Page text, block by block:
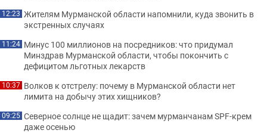
12:23 Жителям Мурманской области напомнили, куда звонить в
экстренных случаях
11:24 Минус 100 миллионов на посредников: что придумал
Минздрав Мурманской области, чтобы покончить с
дефицитом льготных лекарств
10:37 Волков к отстрелу: почему в Мурманской области нет
лимита на добычу этих хищников?
09:25 Северное солнце не щадит: зачем мурманчанам SPF-крем
даже осенью